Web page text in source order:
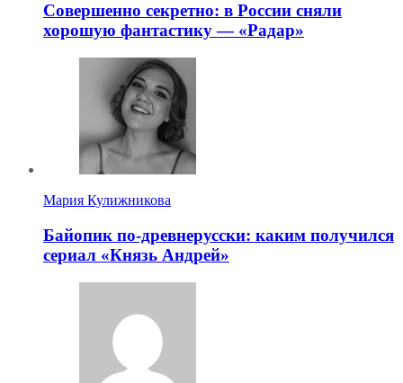
Совершенно секретно: в России сняли
хорошую фантастику — «Радар»
Мария Кулижникова
Байопик по-древнерусски: каким получился
сериал «Князь Андрей»